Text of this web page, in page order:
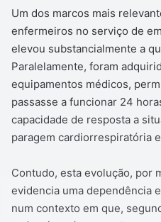
Um dos marcos mais
enfermeiros no serviço de
elevou substancialmente a
Paralelamente, foram
equipamentos médicos,
passasse a funcionar 24
capacidade de resposta a
paragem cardiorrespiratória
Contudo, esta evolução, por
evidencia uma dependência
num contexto em que,